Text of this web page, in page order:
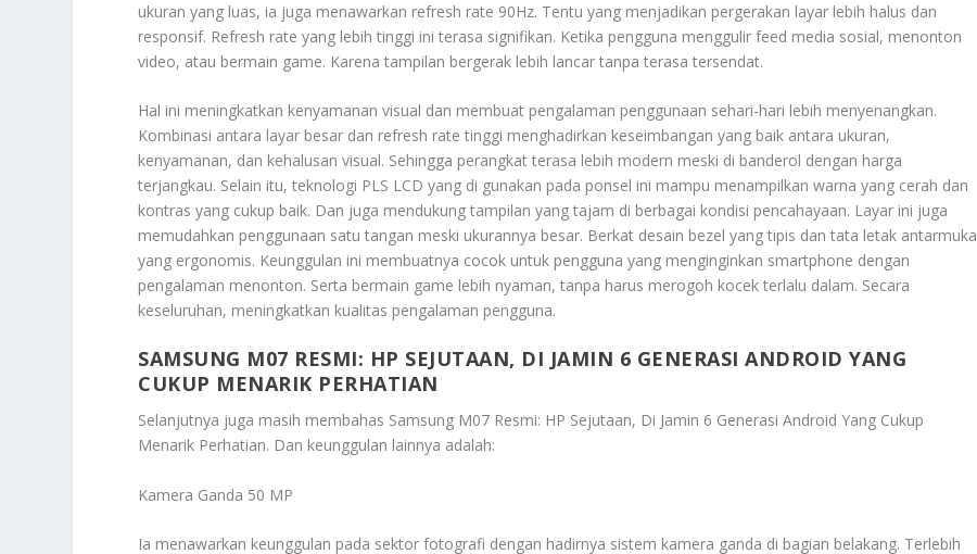
ukuran yang luas, ia juga menawarkan refresh rate 90Hz. Tentu yang menjadikan pergerakan layar lebih halus dan
responsif. Refresh rate yang lebih tinggi ini terasa signifikan. Ketika pengguna menggulir feed media sosial, menonton
video, atau bermain game. Karena tampilan bergerak lebih lancar tanpa terasa tersendat.
Hal ini meningkatkan kenyamanan visual dan membuat pengalaman penggunaan sehari-hari lebih menyenangkan.
Kombinasi antara layar besar dan refresh rate tinggi menghadirkan keseimbangan yang baik antara ukuran,
kenyamanan, dan kehalusan visual. Sehingga perangkat terasa lebih modern meski di banderol dengan harga
terjangkau. Selain itu, teknologi PLS LCD yang di gunakan pada ponsel ini mampu menampilkan warna yang cerah dan
kontras yang cukup baik. Dan juga mendukung tampilan yang tajam di berbagai kondisi pencahayaan. Layar ini juga
memudahkan penggunaan satu tangan meski ukurannya besar. Berkat desain bezel yang tipis dan tata letak antarmuka
yang ergonomis. Keunggulan ini membuatnya cocok untuk pengguna yang menginginkan smartphone dengan
pengalaman menonton. Serta bermain game lebih nyaman, tanpa harus merogoh kocek terlalu dalam. Secara
keseluruhan, meningkatkan kualitas pengalaman pengguna.
SAMSUNG M07 RESMI: HP SEJUTAAN, DI JAMIN 6 GENERASI ANDROID YANG
CUKUP MENARIK PERHATIAN
Selanjutnya juga masih membahas Samsung M07 Resmi: HP Sejutaan, Di Jamin 6 Generasi Android Yang Cukup
Menarik Perhatian. Dan keunggulan lainnya adalah:
Kamera Ganda 50 MP
Ia menawarkan keunggulan pada sektor fotografi dengan hadirnya sistem kamera ganda di bagian belakang. Terlebih